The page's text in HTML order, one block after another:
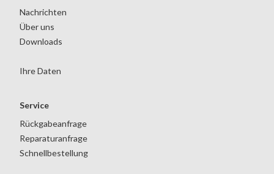
Nachrichten
Über uns
Downloads
Ihre Daten
Service
Rückgabeanfrage
Reparaturanfrage
Schnellbestellung